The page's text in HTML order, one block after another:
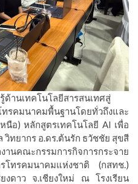
านเทคโนโลยีสารสนเทศสู่
คมนาคมพื้นฐานโดยทั่วถึงและ
นือ) หลักสูตรเทคโนโลยี AI เพื่อ
ทยากร อ.ดร.ต้นรัก ธวัชชัย สุขสี
คณะกรรมการกิจการกระจาย
โทรคมนาคมแห่งชาติ (กสทช.)
ยงดาว จ.เชียงใหม่ ณ โรงเรียน